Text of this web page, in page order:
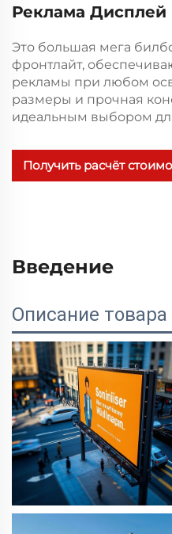
Реклама Дисплей
Это большая мега
фронтлайт,
рекламы при любом
размеры и прочная
идеальным выбором
Получить расчёт
Введение
Описание товара